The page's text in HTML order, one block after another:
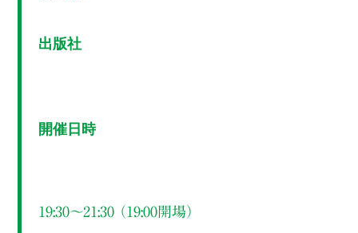
出版社
開催日時
19:30～21:30 （19:00開場）